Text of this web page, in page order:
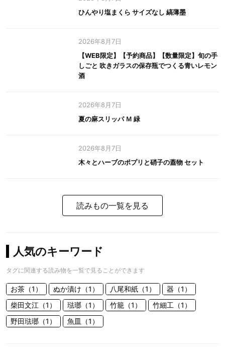
ひんやり塩まくら サイズなし 縞薄墨
2026年8月7日
【WEB限定】【予約商品】【数量限定】旬の手
しごと 吹きガラスの保存瓶でつくる青いレモン
酒
2026年8月7日
夏の麻スリッパ Ｍ 緑
2026年8月7日
木々とハーブのポプリと硝子の蓋物 セット
読みもの一覧を見る
人気のキーワード
タグに関連する読み物を一覧で見ることができます
お茶（1） ぬか漬け（1） 八尾和紙（1）
器（1）
柴田文江（1）
琺瑯（1） 竹籠（1）
竹細工（1）
野田琺瑯（1）
魚皿（1）